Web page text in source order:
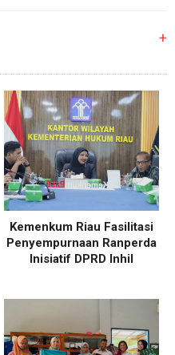
+
Kemenkum Riau Fasilitasi
Penyempurnaan Ranperda
Inisiatif DPRD Inhil